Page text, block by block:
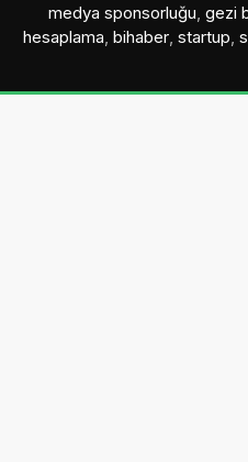
medya sponsorluğu, gezi
hesaplama, bihaber, startup,